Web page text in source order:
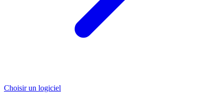
Choisir un logiciel